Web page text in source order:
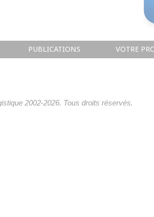
PUBLICATIONS VOTRE
2002-2026. Tous droits réservés.